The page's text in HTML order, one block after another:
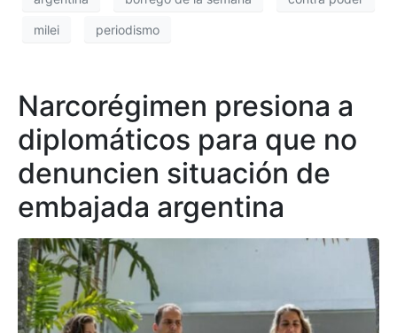
milei periodismo
Narcorégimen presiona a
diplomáticos para que no
denuncien situación de
embajada argentina